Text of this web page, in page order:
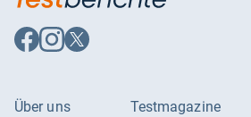
Auf
Facebook
Auf
Instagram
Auf
X
Über uns
Testmagazine